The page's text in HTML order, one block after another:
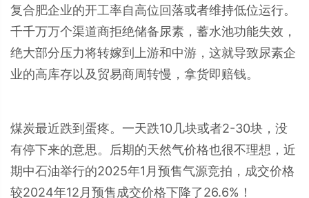
复合肥企业的开工率自高位回落或者维持低位运行。
千千万万个渠道商拒绝储备尿素，蓄水池功能失效，
绝大部分压力将转嫁到上游和中游，这就导致尿素企
业的高库存以及贸易商周转慢，拿货即赔钱。
煤炭最近跌到蛋疼。一天跌10几块或者2-30块，没
有停下来的意思。后期的天然气价格也很不理想，近
期中石油举行的2025年1月预售气源竞拍，成交价格
较2024年12月预售成交价格下降了26.6%！